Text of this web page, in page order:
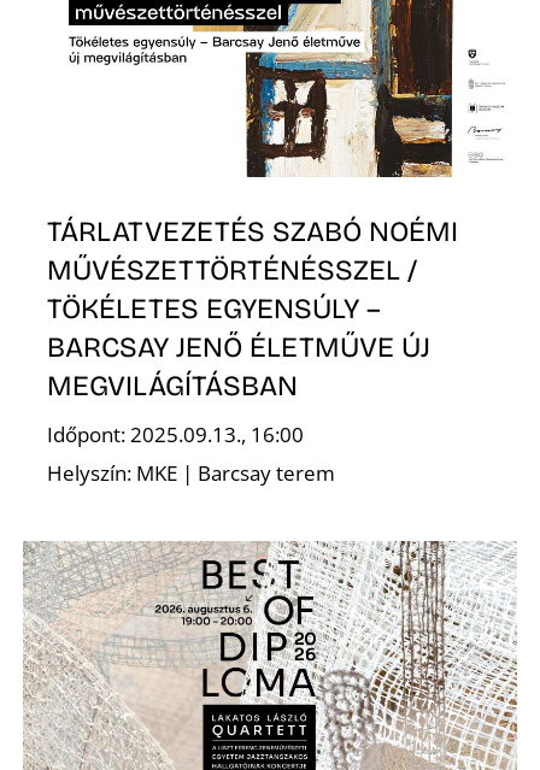
TÁRLATVEZETÉS SZABÓ NOÉMI
MŰVÉSZETTÖRTÉNÉSSZEL /
TÖKÉLETES EGYENSÚLY –
BARCSAY JENŐ ÉLETMŰVE ÚJ
MEGVILÁGÍTÁSBAN
Időpont: 2025.09.13., 16:00
Helyszín: MKE | Barcsay terem